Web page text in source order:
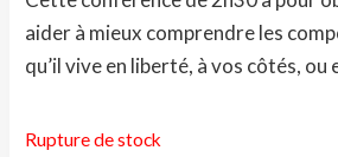
aider à mieux comprendre les
qu’il vive en liberté, à vos côtés,
Rupture de stock